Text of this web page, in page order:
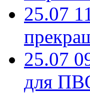
25.07
25.07
для